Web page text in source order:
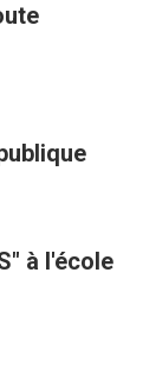
à l'école